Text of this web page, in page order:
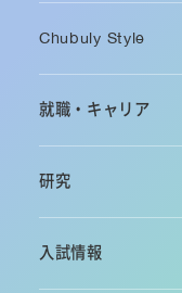
Chubuly Style
就職・キャリア
研究
入試情報